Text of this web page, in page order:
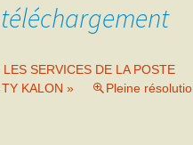
LES SERVICES DE LA POSTE
KALON »
Pleine